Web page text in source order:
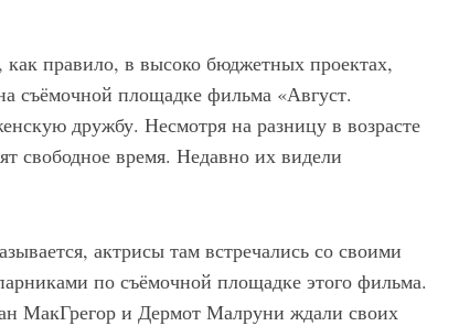
правило, в высоко бюджетных проектах,
съёмочной площадке фильма «Август.
дружбу. Несмотря на разницу в возрасте
свободное время. Недавно их видели
актрисы там встречались со своими
по съёмочной площадке этого фильма.
МакГрегор и Дермот Малруни ждали своих